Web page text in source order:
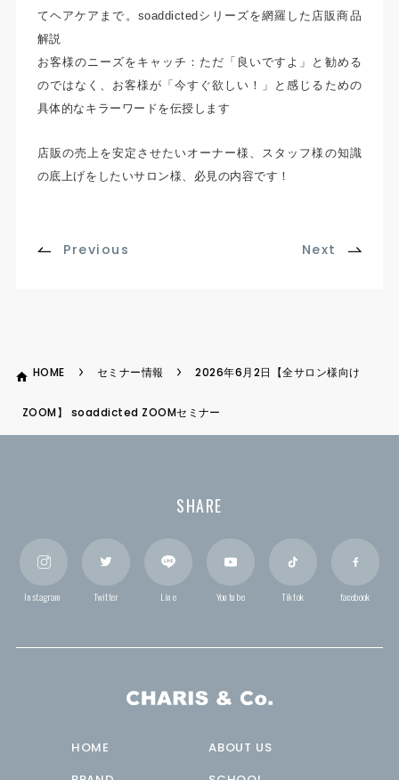
てヘアケアまで。soaddictedシリーズを網羅した店販商品
解説
お客様のニーズをキャッチ：ただ「良いですよ」と勧める
のではなく、お客様が「今すぐ欲しい！」と感じるための
具体的なキラーワードを伝授します
店販の売上を安定させたいオーナー様、スタッフ様の知識
の底上げをしたいサロン様、必見の内容です！
Previous Next
HOME セミナー情報 2026年6月2日【全サロン様向け
ZOOM】 soaddicted ZOOMセミナー
SHARE
Instagram Twitter Line Youtube Tiktok facebook
HOME
ABOUT US